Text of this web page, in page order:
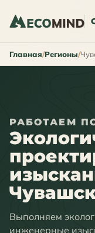
Главная Регионы
РАБОТАЕМ
Выполняем
инженерные